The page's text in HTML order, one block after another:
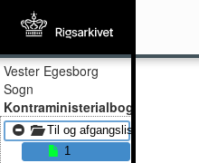
Vester Egesborg
Sogn
Kontraministerialbog
Til og afgangslister 1859 -
1